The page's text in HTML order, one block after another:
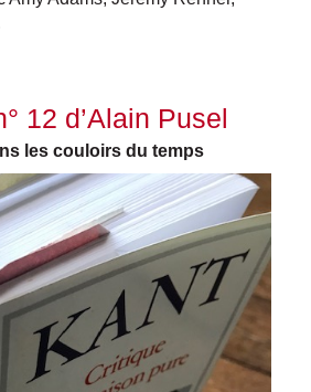
12 d’Alain Pusel
les couloirs du temps